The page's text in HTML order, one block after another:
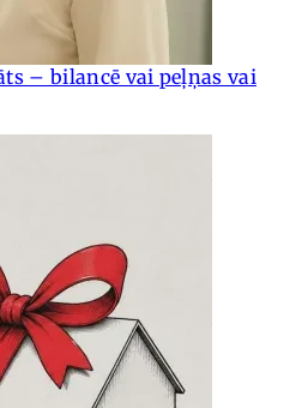
– bilancē vai peļņas vai